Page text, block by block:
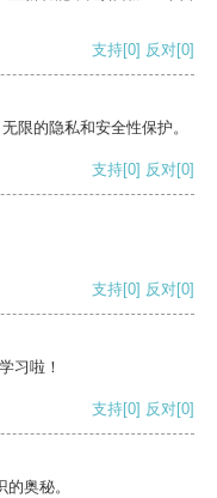
支持[0] 反对[0]
限的隐私和安全性保护。
支持[0] 反对[0]
支持[0] 反对[0]
习啦！
支持[0] 反对[0]
奥秘。